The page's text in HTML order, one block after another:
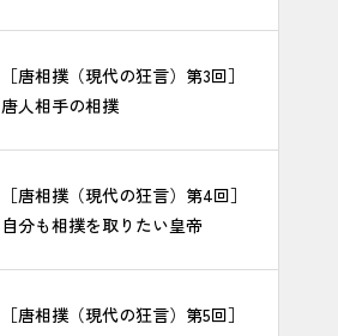
［唐相撲（現代の狂言）第3回］
唐人相手の相撲
［唐相撲（現代の狂言）第4回］
自分も相撲を取りたい皇帝
［唐相撲（現代の狂言）第5回］